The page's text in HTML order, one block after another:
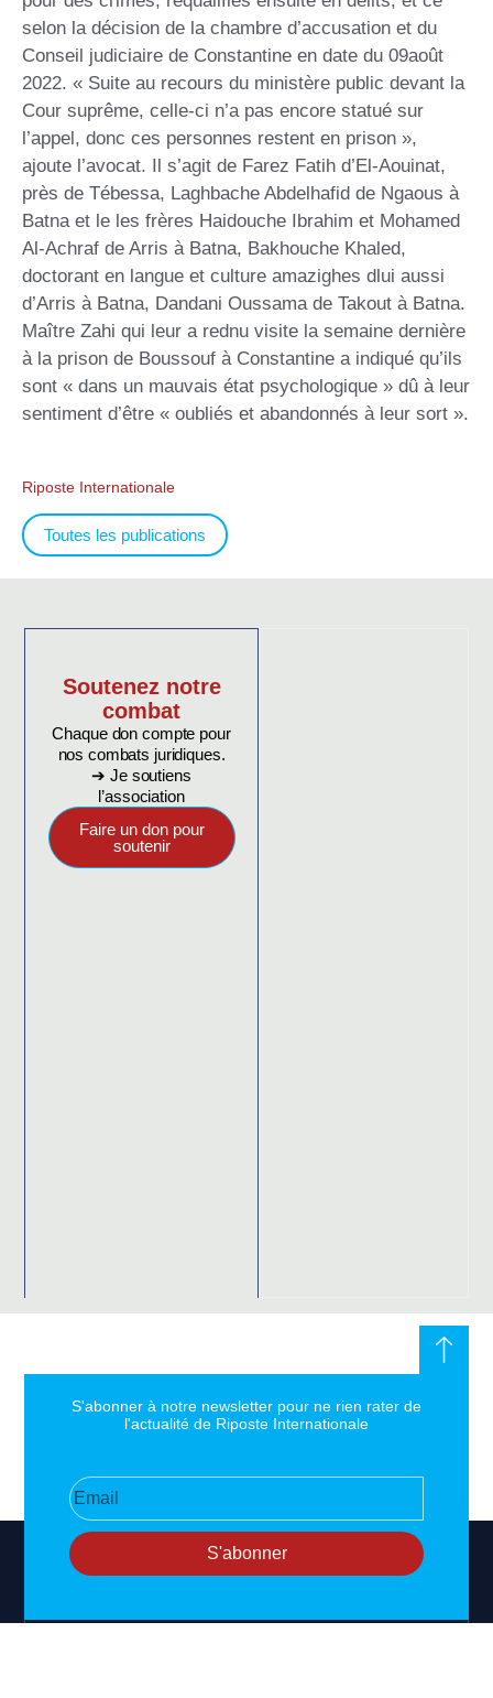
selon la décision de la chambre d’accusation et du
Conseil judiciaire de Constantine en date du 09août
2022. « Suite au recours du ministère public devant la
Cour suprême, celle-ci n’a pas encore statué sur
l’appel, donc ces personnes restent en prison »,
ajoute l’avocat. Il s’agit de Farez Fatih d’El-Aouinat,
près de Tébessa, Laghbache Abdelhafid de Ngaous à
Batna et le les frères Haidouche Ibrahim et Mohamed
Al-Achraf de Arris à Batna, Bakhouche Khaled,
doctorant en langue et culture amazighes dlui aussi
d’Arris à Batna, Dandani Oussama de Takout à Batna.
Maître Zahi qui leur a rednu visite la semaine dernière
à la prison de Boussouf à Constantine a indiqué qu’ils
sont « dans un mauvais état psychologique » dû à leur
sentiment d’être « oubliés et abandonnés à leur sort ».
Riposte Internationale
Toutes les publications
Soutenez notre
combat
Chaque don compte pour
nos combats juridiques.
➔ Je soutiens
l’association
Faire un don pour
soutenir
S'abonner à notre newsletter pour ne rien rater de
l'actualité de Riposte Internationale
S'abonner